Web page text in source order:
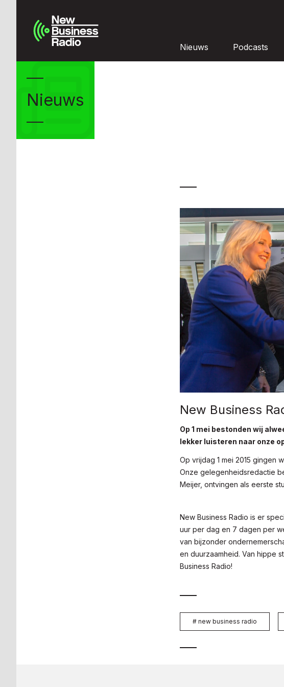
Nieuws Podcasts
Nieuws
New Business
Op 1 mei bestonden wij
lekker luisteren naar onze
Op vrijdag 1 mei 2015 gingen
Onze gelegenheidsredactie
Meijer, ontvingen als eerste
New Business Radio is er
uur per dag en 7 dagen per
van bijzonder
en duurzaamheid. Van hippe
Business Radio!
# new business radio